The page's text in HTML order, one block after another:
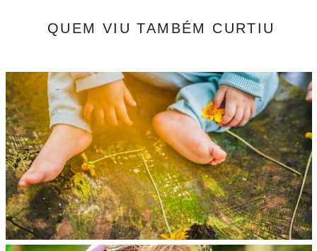
QUEM VIU TAMBÉM CURTIU